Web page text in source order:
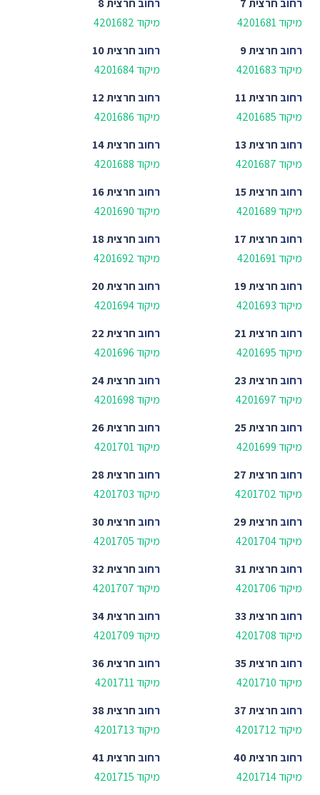
מיקוד 4201681
מיקוד 4201682
רחוב חרצית 9
מיקוד 4201683
רחוב חרצית 10
מיקוד 4201684
רחוב חרצית 11
מיקוד 4201685
רחוב חרצית 12
מיקוד 4201686
רחוב חרצית 13
מיקוד 4201687
רחוב חרצית 14
מיקוד 4201688
רחוב חרצית 15
מיקוד 4201689
רחוב חרצית 16
מיקוד 4201690
רחוב חרצית 17
מיקוד 4201691
רחוב חרצית 18
מיקוד 4201692
רחוב חרצית 19
מיקוד 4201693
רחוב חרצית 20
מיקוד 4201694
רחוב חרצית 21
מיקוד 4201695
רחוב חרצית 22
מיקוד 4201696
רחוב חרצית 23
מיקוד 4201697
רחוב חרצית 24
מיקוד 4201698
רחוב חרצית 25
מיקוד 4201699
רחוב חרצית 26
מיקוד 4201701
רחוב חרצית 27
מיקוד 4201702
רחוב חרצית 28
מיקוד 4201703
רחוב חרצית 29
מיקוד 4201704
רחוב חרצית 30
מיקוד 4201705
רחוב חרצית 31
מיקוד 4201706
רחוב חרצית 32
מיקוד 4201707
רחוב חרצית 33
מיקוד 4201708
רחוב חרצית 34
מיקוד 4201709
רחוב חרצית 35
מיקוד 4201710
רחוב חרצית 36
מיקוד 4201711
רחוב חרצית 37
מיקוד 4201712
רחוב חרצית 38
מיקוד 4201713
רחוב חרצית 40
מיקוד 4201714
רחוב חרצית 41
מיקוד 4201715